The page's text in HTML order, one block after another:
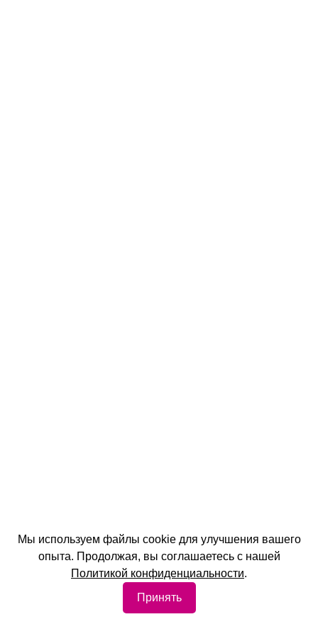
Мы используем файлы cookie для улучшения вашего
опыта. Продолжая, вы соглашаетесь с нашей
Политикой конфиденциальности.
Принять